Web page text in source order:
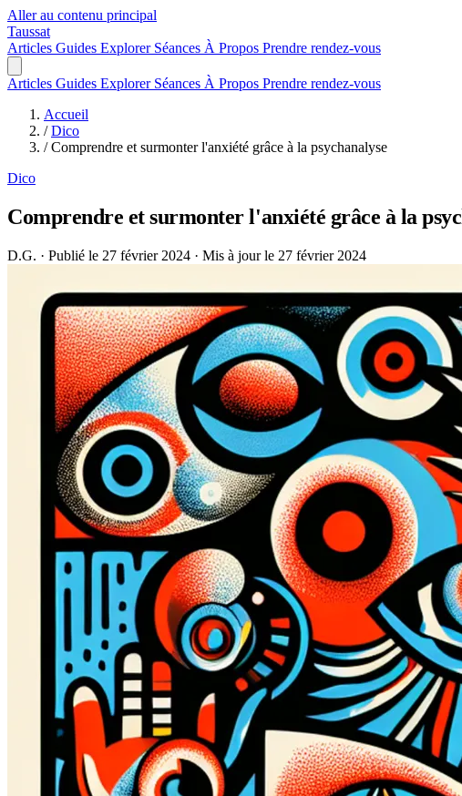
Aller au contenu principal
Taussat
Articles Guides Explorer Séances À Propos Prendre rendez-vous
Articles Guides Explorer Séances À Propos Prendre rendez-vous
Accueil
/ Dico
/ Comprendre et surmonter l'anxiété grâce à la psychanalyse
Dico
Comprendre et surmonter l'anxiété grâce à la
D.G. · Publié le 27 février 2024 · Mis à jour le 27 février 2024